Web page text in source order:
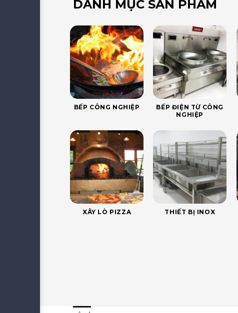
DANH MỤC SẢN PHẨM
BẾP CÔNG NGHIỆP
BẾP ĐIỆN TỪ CÔNG
NGHIỆP
XÂY LÒ PIZZA THIẾT BỊ INOX